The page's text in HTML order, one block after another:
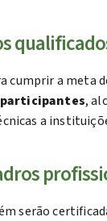
a meta
,
a
serão